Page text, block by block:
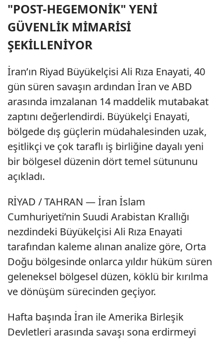
"POST-HEGEMONİK" YENİ
GÜVENLİK MİMARİSİ
ŞEKİLLENİYOR
İran’ın Riyad Büyükelçisi Ali Rıza Enayati, 40
gün süren savaşın ardından İran ve ABD
arasında imzalanan 14 maddelik mutabakat
zaptını değerlendirdi. Büyükelçi Enayati,
bölgede dış güçlerin müdahalesinden uzak,
eşitlikçi ve çok taraflı iş birliğine dayalı yeni
bir bölgesel düzenin dört temel sütununu
açıkladı.
RİYAD / TAHRAN — İran İslam
Cumhuriyeti’nin Suudi Arabistan Krallığı
nezdindeki Büyükelçisi Ali Rıza Enayati
tarafından kaleme alınan analize göre, Orta
Doğu bölgesinde onlarca yıldır hüküm süren
geleneksel bölgesel düzen, köklü bir kırılma
ve dönüşüm sürecinden geçiyor.
Hafta başında İran ile Amerika Birleşik
Devletleri arasında savaşı sona erdirmeyi